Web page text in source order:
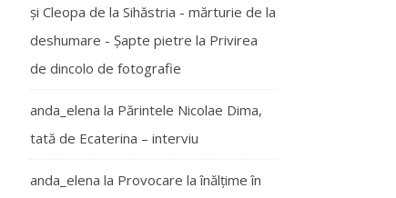
și Cleopa de la Sihăstria - mărturie de la
deshumare - Şapte pietre la Privirea
de dincolo de fotografie
anda_elena la Părintele Nicolae Dima,
tată de Ecaterina – interviu
anda_elena la Provocare la înălțime în